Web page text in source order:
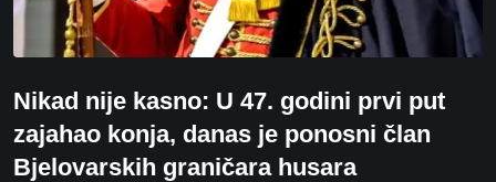
Nikad nije kasno: U 47. godini prvi put
zajahao konja, danas je ponosni član
Bjelovarskih graničara husara